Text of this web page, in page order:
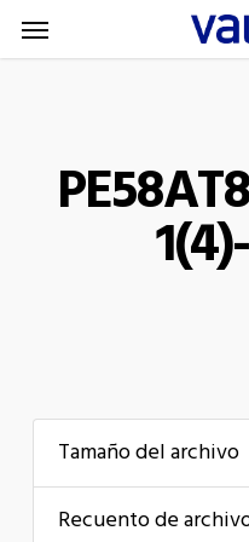
Skip
to
Menu
Tamaño del archivo
Recuento de
Menu